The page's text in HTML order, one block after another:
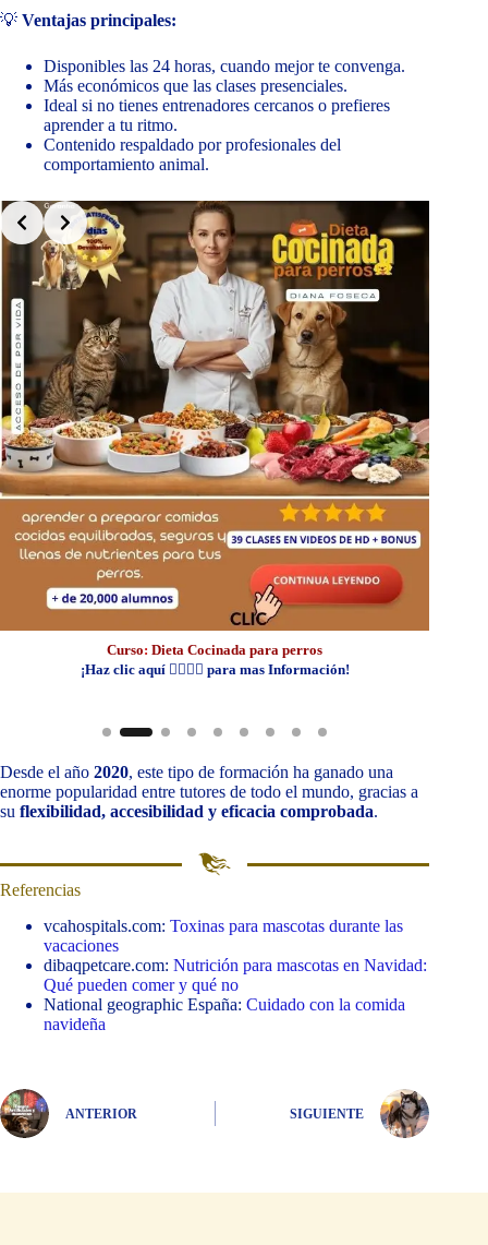
💡 Ventajas principales:
Disponibles las 24 horas, cuando mejor te convenga.
Más económicos que las clases presenciales.
Ideal si no tienes entrenadores cercanos o prefieres
aprender a tu ritmo.
Contenido respaldado por profesionales del
comportamiento animal.
Curso: Dieta Cocinada para perros
¡Haz clic aquí 👆🏼👆🏼 para mas Información!
Slide 2 of 9
Desde el año 2020, este tipo de formación ha ganado una
enorme popularidad entre tutores de todo el mundo, gracias a
su flexibilidad, accesibilidad y eficacia comprobada.
Referencias
vcahospitals.com: Toxinas para mascotas durante las
vacaciones
dibaqpetcare.com: Nutrición para mascotas en Navidad:
Qué pueden comer y qué no
National geographic España: Cuidado con la comida
navideña
ANTERIOR SIGUIENTE